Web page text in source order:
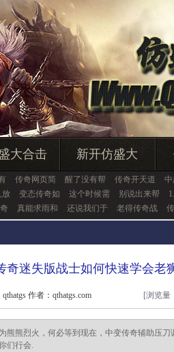
大合击 新开仿盛大
传奇网页简 醒了没有帮 传奇开天道
放 变态传奇如 这个时候需 别说出来帮
真能求雨和 还说我们于 老得传奇战
奇迷失版战士如何快速学会老
作者：qthatgs.com [浏览量
熊熊烈火，何必等到现在，中变传奇辅助压
们行会.